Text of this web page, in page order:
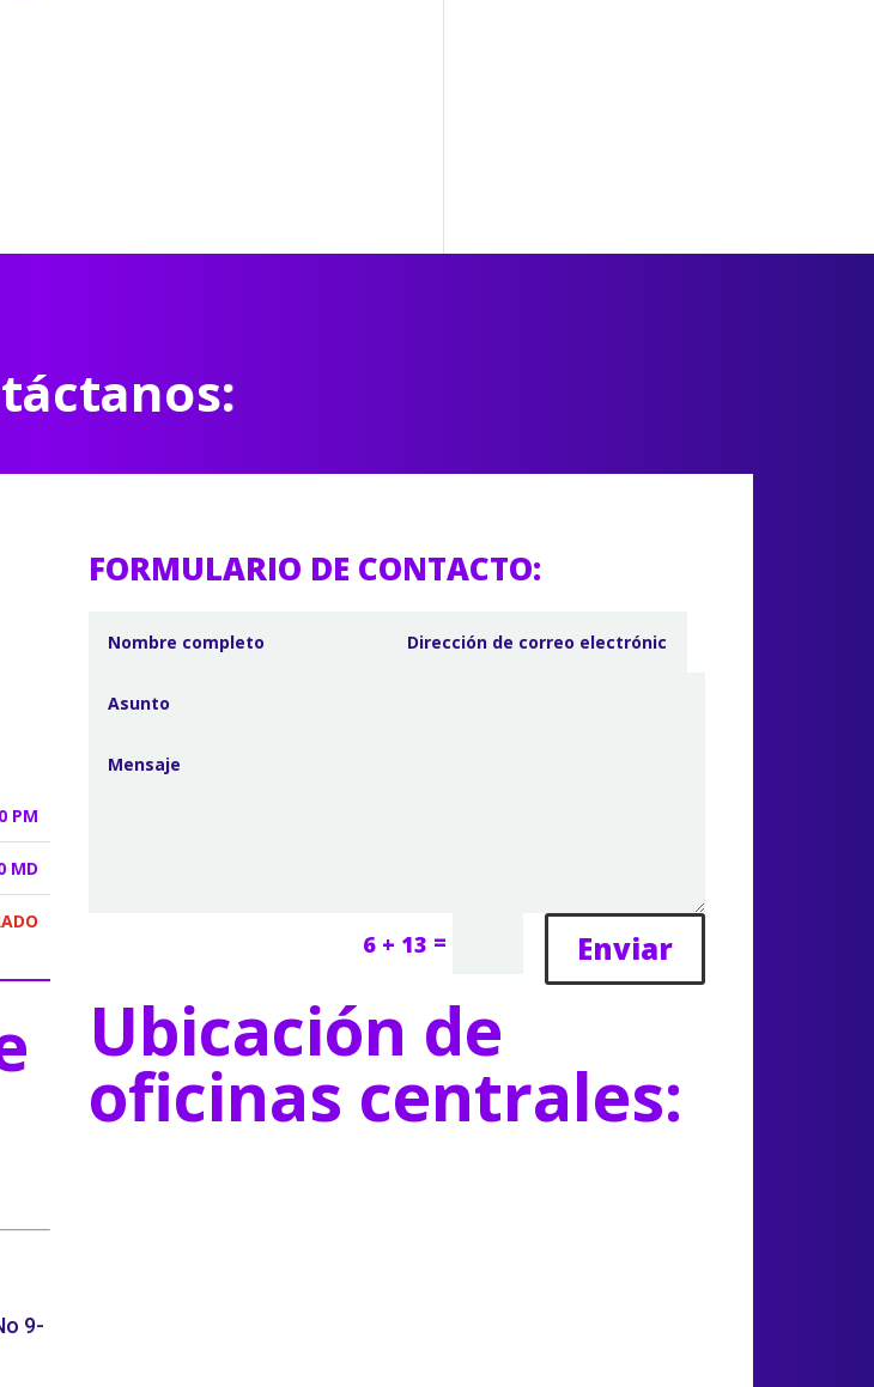
PM
MD
9-
FORMULARIO DE CONTACTO:
6 + 13 = Enviar
Ubicación de
oficinas centrales: